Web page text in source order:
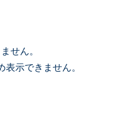
せん。
示できません。